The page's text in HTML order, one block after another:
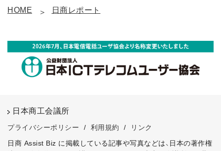
HOME 日商レポート
日本商工会議所
プライバシーポリシー / 利用規約 /
リンク
日商 Assist Biz に掲載している記事や写真などは、日本の著作権